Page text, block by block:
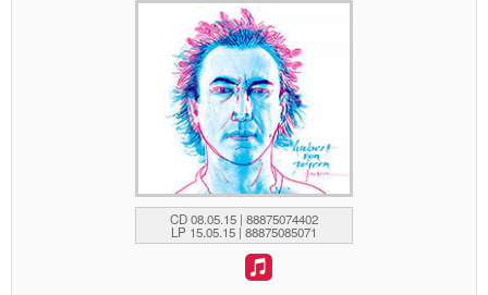
CD 08.05.15 | 88875074402
LP 15.05.15 | 88875085071